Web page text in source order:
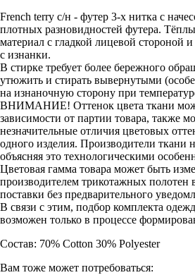
French terry с/н - футер 3-х нитка с
плотных разновидностей футера.
материал с гладкой лицевой стороной
с изнанки.
В стирке требует более бережного
утюжить и стирать вывернутыми
на изнаночную сторону при
ВНИМАНИЕ! Оттенок цвета ткани
зависимости от партии товара, также
незначительные отличия цветовых
одного изделия. Производители ткани
объясняя это технологическими
Цветовая гамма товара может быть
производителем трикотажных полотен
поставки без предварительного
В связи с этим, подбор комплекта
возможен только в процессе
Состав: 70% Cotton 30% Polyester
Вам тоже может потребоваться: